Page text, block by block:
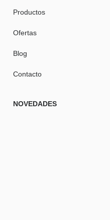
Productos
Ofertas
Blog
Contacto
NOVEDADES